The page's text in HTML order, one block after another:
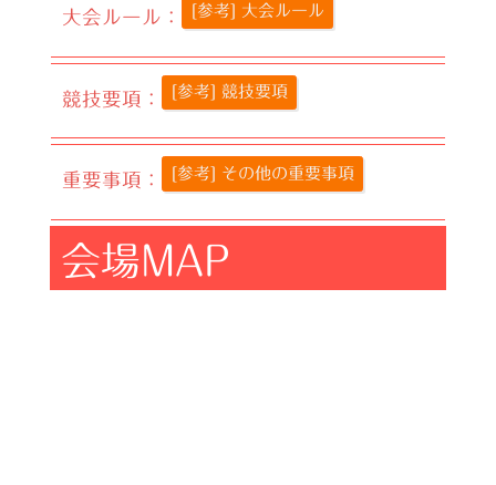
大会ルール： [参考] 大会ルール
競技要項： [参考] 競技要項
重要事項： [参考] その他の重要事項
会場MAP